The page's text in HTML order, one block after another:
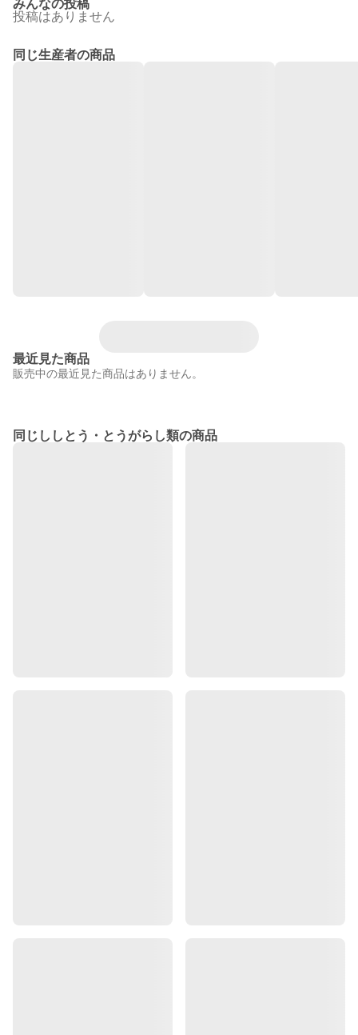
みんなの投稿
投稿はありません
同じ生産者の商品
最近見た商品
販売中の最近見た商品はありません。
同じししとう・とうがらし類の商品